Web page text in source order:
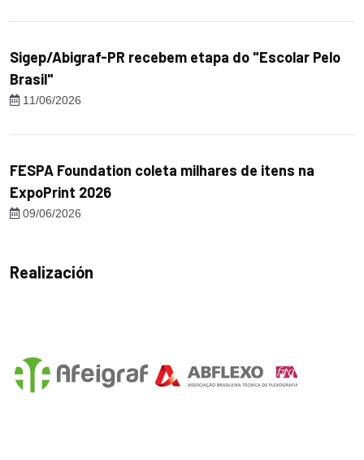
Sigep/Abigraf-PR recebem etapa do "Escolar Pelo
Brasil"
11/06/2026
FESPA Foundation coleta milhares de itens na
ExpoPrint 2026
09/06/2026
Realización